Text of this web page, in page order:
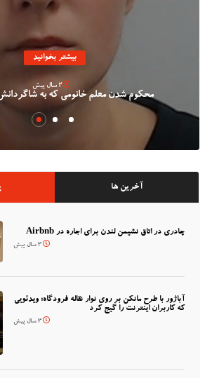
بیشتر بخوانید
محکوم شدن معلم خانومی که به
2 سال پیش
آخرین ها
چادری در اتاق نشیمن لندن برای اجاره در Airbnb
3 سال پیش
آباژور با طرح مانکن بر روی نوار نقاله فرودگاه؛ ویدئویی
که کاربران اینترنت را گیج کرد
3 سال پیش